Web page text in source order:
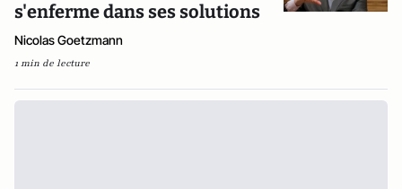
s'enferme dans ses solutions
Nicolas Goetzmann
1 min de lecture